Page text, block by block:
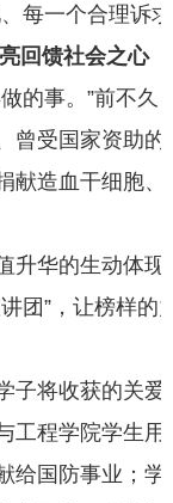
每一个合理诉
回馈社会之心
的事。”前不久
曾受国家资助
献造血干细胞、
升华的生动体
团”，让榜样的
子将收获的关
工程学院学生
给国防事业；学